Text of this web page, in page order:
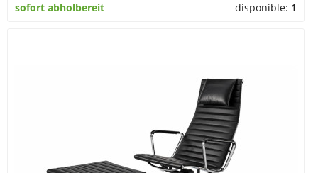
sofort abholbereit disponible: 1